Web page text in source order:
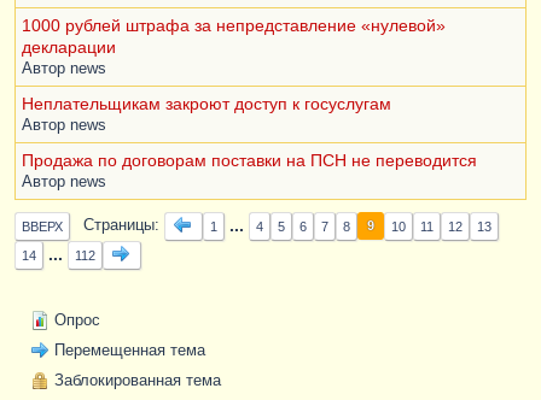
1000 рублей штрафа за непредставление «нулевой»
декларации
Автор news
Неплательщикам закроют доступ к госуслугам
Автор news
Продажа по договорам поставки на ПСН не переводится
Автор news
ВВЕРХ Страницы 1 ... 4 5 6 7 8 9 10 11 12
13
14
... 112
Опрос
Перемещенная тема
Заблокированная тема